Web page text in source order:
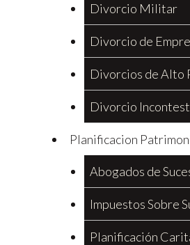
Divorcio Militar
Divorcio de
Divorcios de Alto
Divorcio
Planificacion
Abogados de
Impuestos Sobre
Planificación